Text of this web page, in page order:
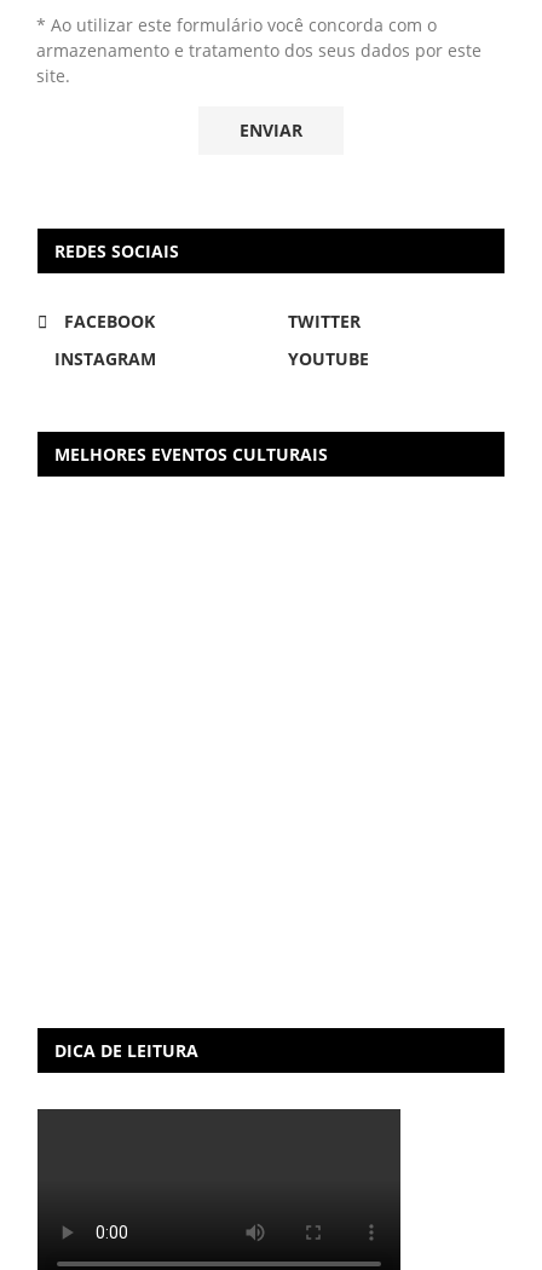
* Ao utilizar este formulário você concorda com o
armazenamento e tratamento dos seus dados por este
site.
REDES SOCIAIS
FACEBOOK
TWITTER
INSTAGRAM
YOUTUBE
MELHORES EVENTOS CULTURAIS
DICA DE LEITURA